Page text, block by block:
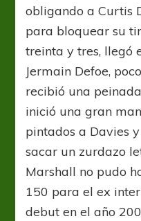
obligando a Curtis
para bloquear su
treinta y tres, llegó
Jermain Defoe,
recibió una
inició una gran
pintados a Davies
sacar un zurdazo
Marshall no pudo
150 para el ex
debut en el año